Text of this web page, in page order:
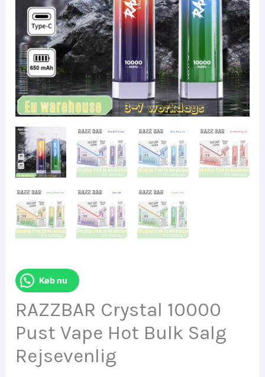
Køb nu
RAZZBAR Crystal 10000
Pust Vape Hot Bulk Salg
Rejsevenlig